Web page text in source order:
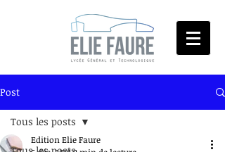
Post
Tous les posts
Edition Elie Faure